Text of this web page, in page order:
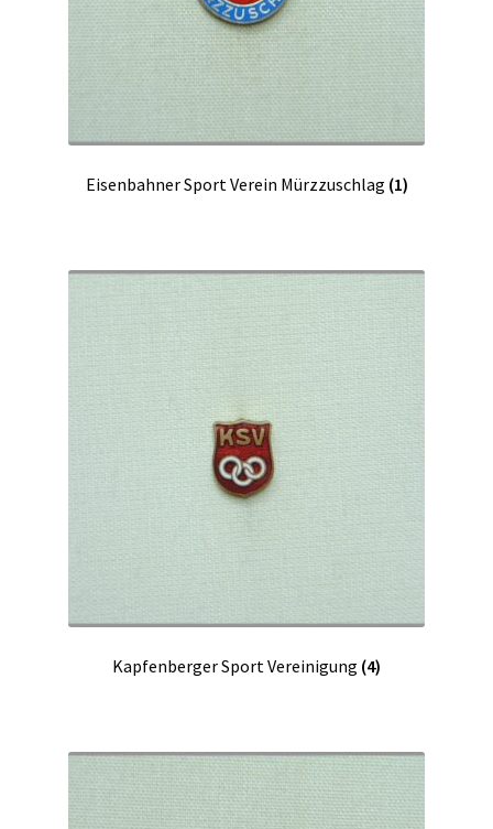
Eisenbahner Sport Verein Mürzzuschlag (1)
Kapfenberger Sport Vereinigung (4)